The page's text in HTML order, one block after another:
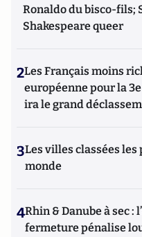
Ronaldo du bisco-fils;
Shakespeare queer
2Les Français moins
européenne pour la
ira le grand
3Les villes classées
monde
4Rhin & Danube à sec :
fermeture pénalise